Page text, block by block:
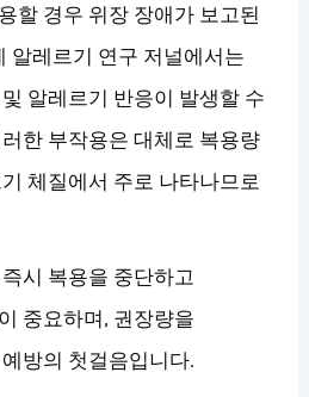
할 경우 위장 장애가 보고된
알레르기 연구 저널에서는
알레르기 반응이 발생할 수
한 부작용은 대체로 복용량
체질에서 주로 나타나므로
시 복용을 중단하고
중요하며, 권장량을
방의 첫걸음입니다.